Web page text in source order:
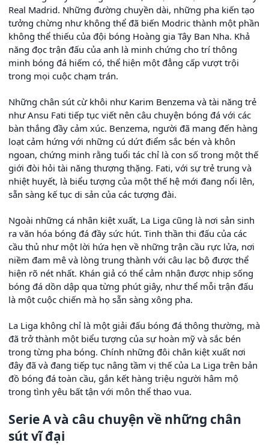
Real Madrid. Những đường chuyền dài, những pha kiến tạo
tưởng chừng như không thể đã biến Modric thành một phần
không thể thiếu của đội bóng Hoàng gia Tây Ban Nha. Khả
năng đọc trận đấu của anh là minh chứng cho trí thông
minh bóng đá hiếm có, thể hiện một đẳng cấp vượt trội
trong mọi cuộc chạm trán.
Những chân sút cừ khôi như Karim Benzema và tài năng trẻ
như Ansu Fati tiếp tục viết nên câu chuyện bóng đá với các
bàn thắng đầy cảm xúc. Benzema, người đã mang đến hàng
loạt cảm hứng với những cú dứt điểm sắc bén và khôn
ngoan, chứng minh rằng tuổi tác chỉ là con số trong một thế
giới đòi hỏi tài năng thượng thặng. Fati, với sự trẻ trung và
nhiệt huyết, là biểu tượng của một thế hệ mới đang nổi lên,
sẵn sàng kế tục di sản của các tượng đài.
Ngoài những cá nhân kiệt xuất, La Liga cũng là nơi sản sinh
ra văn hóa bóng đá đầy sức hút. Tinh thần thi đấu của các
cầu thủ như một lời hứa hẹn về những trận cầu rực lửa, nơi
niềm đam mê và lòng trung thành với câu lạc bộ được thể
hiện rõ nét nhất. Khán giả có thể cảm nhận được nhịp sống
bóng đá dồn dập qua từng phút giây, như thể mỗi trận đấu
là một cuộc chiến mà họ sẵn sàng xông pha.
La Liga không chỉ là một giải đấu bóng đá thông thường, mà
đã trở thành một biểu tượng của sự hoàn mỹ và sắc bén
trong từng pha bóng. Chính những đôi chân kiệt xuất nơi
đây đã và đang tiếp tục nâng tầm vị thế của La Liga trên bản
đồ bóng đá toàn cầu, gắn kết hàng triệu người hâm mộ
trong tình yêu bất tận với môn thể thao vua.
Serie A và câu chuyện về những chân
sút vĩ đại